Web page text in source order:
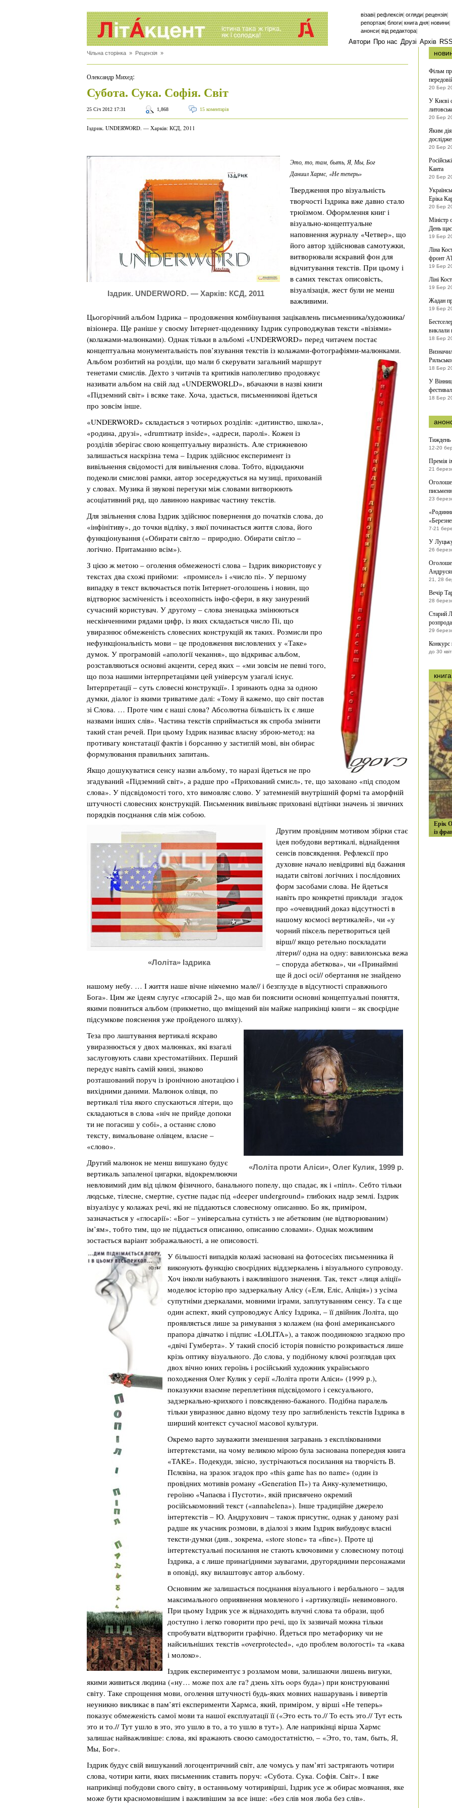
візаві| рефлексія| огляди| рецензія|
репортаж| блоги| книга дня| новини|
анонси| від редактора|
Автори Про нас Друзі Архів RSS
Чільна сторінка » Рецензія »
Олександр Михед:
Субота. Сука. Софія. Світ
25 Січ 2012 17:31 1,868 15 коментарів
Іздрик. UNDERWORD. — Харків: КСД, 2011
Іздрик. UNDERWORD. — Харків: КСД, 2011
Это, то, там, быть, Я, Мы, Бог
Даниил Хармс, «Не теперь»
Твердження про візуальність
творчості Іздрика вже давно стало
трюїзмом. Оформлення книг і
візуально-концептуальне
наповнення журналу «Четвер», що
його автор здійснював самотужки,
витворювали яскравий фон для
відчитування текстів. При цьому і
в самих текстах описовість,
візуалізація, жест були не менш
важливими.
Цьогорічний альбом Іздрика – продовження комбінування зацікавлень письменника/художника/
візіонера. Ще раніше у своєму Інтернет-щоденнику Іздрик супроводжував тексти «візіями»
(колажами-малюнками). Однак тільки в альбомі «UNDERWORD» перед читачем постає
концептуальна монументальність пов’язування текстів із колажами-фотографіями-малюнками.
Альбом розбитий на розділи, що мали б скерувати загальний маршрут
тенетами смислів. Дехто з читачів та критиків наполегливо продовжує
називати альбом на свій лад «UNDERWORLD», вбачаючи в назві книги
«Підземний світ» і всяке таке. Хоча, здається, письменникові йдеться
про зовсім інше.
«UNDERWORD» складається з чотирьох розділів: «дитинство, школа»,
«родина, друзі», «drumтиатр inside», «адреси, паролі». Кожен із
розділів зберігає свою концептуальну виразність. Але стрижневою
залишається наскрізна тема – Іздрик здійснює експеримент із
вивільнення свідомості для вивільнення слова. Тобто, відкидаючи
подеколи смислові рамки, автор зосереджується на музиці, прихованій
у словах. Музика й звукові перегуки між словами витворюють
асоціативний ряд, що лавиною накриває частину текстів.
Для звільнення слова Іздрик здійснює повернення до початків слова, до
«інфінітиву», до точки відліку, з якої починається життя слова, його
функціонування («Обирати світло – природно. Обирати світло –
логічно. Притаманно всім»).
З цією ж метою – оголення обмеженості слова – Іздрик використовує у
текстах два схожі прийоми: «промисел» і «число пі». У першому
випадку в текст включається потік Інтернет-оголошень і новин, що
відтворює засміченість і всеохопність інфо-сфери, в яку занурений
сучасний користувач. У другому – слова зненацька змінюються
нескінченними рядами цифр, із яких складається число Пі, що
увиразнює обмеженість словесних конструкцій як таких. Розмисли про
нефункціональність мови – це продовження висловлених у «Таке»
думок. У програмовій «апології чекання», що відкриває альбом,
розставляються основні акценти, серед яких – «ми зовсім не певні того,
що поза нашими інтерпретаціями цей універсум узагалі існує.
Інтерпретації – суть словесні конструкції». І зринають одна за одною
думки, діалог із якими триватиме далі: «Тому й кажемо, що світ постав
зі Слова. … Проте чим є наші слова? Абсолютна більшість їх є лише
назвами інших слів». Частина текстів сприймається як спроба змінити
такий стан речей. При цьому Іздрик називає власну зброю-метод: на
противагу констатації фактів і борсанню у застиглій мові, він обирає
формулювання правильних запитань.
Якщо дошукуватися сенсу назви альбому, то наразі йдеться не про
згадуваний «Підземний світ», а радше про «Прихований смисл», те, що заховано «під сподом
слова». У підсвідомості того, хто вимовляє слово. У затемненій внутрішній формі та аморфній
штучності словесних конструкцій. Письменник вивільняє приховані відтінки значень зі звичних
порядків поєднання слів між собою.
«Лоліта» Іздрика
Другим провідним мотивом збірки стає
ідея побудови вертикалі, віднайдення
сенсів повсякдення. Рефлексії про
духовне начало невідривні від бажання
надати світові логічних і послідовних
форм засобами слова. Не йдеться
навіть про конкретні приклади згадок
про «очевидний доказ відсутності в
нашому космосі вертикалей», чи «у
чорний піксель перетвориться цей
вірш// якщо ретельно поскладати
літери// одна на одну: вавилонська вежа
– споруда абеткова», чи «Принаймні
ще й досі осі// обертання не знайдено
нашому небу. … І життя наше вічне нікчемно мале// і безглузде в відсутності справжнього
Бога». Цим же ідеям слугує «глосарій 2», що мав би пояснити основні концептуальні поняття,
якими повниться альбом (прикметно, що вміщений він майже наприкінці книги – як своєрідне
підсумкове пояснення уже пройденого шляху).
«Лоліта проти Аліси», Олег Кулик, 1999 р.
Теза про лаштування вертикалі яскраво
увиразнюється у двох малюнках, які взагалі
заслуговують слави хрестоматійних. Перший
передує навіть самій книзі, знаково
розташований поруч із іронічною анотацією і
вихідними даними. Малюнок олівця, по
вертикалі тіла якого спускаються літери, що
складаються в слова «ніч не прийде допоки
ти не погасиш у собі», а останнє слово
тексту, вимальоване олівцем, власне –
«слово».
Другий малюнок не менш вишукано будує
вертикаль запаленої цигарки, відокремлюючи
невловимий дим від цілком фізичного, банального попелу, що спадає, як і «піпл». Себто тільки
людське, тілесне, смертне, суєтне падає під «deeper underground» глибоких надр землі. Іздрик
візуалізує у колажах речі, які не піддаються словесному описанню. Бо як, приміром,
зазначається у «глосарії»: «Бог – універсальна сутність з не абетковим (не відтворюваним)
ім’ям», тобто тим, що не піддається описанню, описанню словами». Однак можливим
зостається варіант зображальності, а не описовості.
У більшості випадків колажі засновані на фотосесіях письменника й
виконують функцію своєрідних віддзеркалень і візуального супроводу.
Хоч інколи набувають і важливішого значення. Так, текст «лиця аліції»
моделює історію про задзеркальну Алісу («Еля, Еліс, Аліція») з усіма
супутніми дзеркалами, мовними іграми, заплутуванням сенсу. Та є ще
один аспект, який супроводжує Алісу Іздрика, – її двійник Лоліта, що
проявляється лише за римування з колажем (на фоні американського
прапора дівчатко і підпис «LOLITA»), а також поодинокою згадкою про
«двічі Гумберта». У такий спосіб історія повністю розкривається лише
крізь оптику візуального. До слова, у подібному ключі розглядав цих
двох вічно юних героїнь і російський художник українського
походження Олег Кулик у серії «Лоліта проти Аліси» (1999 р.),
показуючи взаємне переплетіння підсвідомого і сексуального,
задзеркально-крихкого і повсякденно-бажаного. Подібна паралель
тільки увиразнює давно відому тезу про заглибленість текстів Іздрика в
ширший контекст сучасної масової культури.
Окремо варто зауважити зменшення загравань з експлікованими
інтертекстами, на чому великою мірою була заснована попередня книга
«ТАКЕ». Подекуди, звісно, зустрічаються посилання на творчість В.
Пєлєвіна, на зразок згадок про «this game has no name» (один із
провідних мотивів роману «Generation П») та Анку-кулеметницю,
героїню «Чапаєва і Пустоти», якій присвячено окремий
російськомовний текст («annahelena»). Інше традиційне джерело
інтертекстів – Ю. Андрухович – також присутнє, однак у даному разі
радше як учасник розмови, в діалозі з яким Іздрик вибудовує власні
тексти-думки (див., зокрема, «store stone» та «fine»). Проте ці
інтертекстуальні посилання не стають ключовими у словесному потоці
Іздрика, а є лише принагідними заувагами, другорядними персонажами
в оповіді, яку вилаштовує автор альбому.
Основним же залишається поєднання візуального і вербального – задля
максимального оприявнення мовленого і «артикуляції» невимовного.
При цьому Іздрик усе ж віднаходить влучні слова та образи, щоб
доступно і легко говорити про речі, що їх зазвичай можна тільки
спробувати відтворити графічно. Йдеться про метафорику чи не
найсильніших текстів «overprotected», «до проблем вологості» та «кава
і молоко».
Іздрик експериментує з розламом мови, залишаючи лишень вигуки,
якими живиться людина («ну… може пох але га? дзень хіть oops буда») при конструюванні
світу. Таке спрощення мови, оголення штучності будь-яких мовних нашарувань і вивертів
неуникно викликає в пам’яті експерименти Хармса, який, приміром, у вірші «Не теперь»
показує обмеженість самої мови та нашої експлуатації її («Это есть то.// То есть это.// Тут есть
это и то.// Тут ушло в это, это ушло в то, а то ушло в тут»). Але наприкінці вірша Хармс
залишає найважливіше: слова, які вражають своєю самодостатністю, – «Это, то, там, быть, Я,
Мы, Бог».
Іздрик будує свій вишуканий логоцентричний світ, але чомусь у пам’яті застрягають чотири
слова, чотири кити, яких письменник ставить поруч: «Субота. Сука. Софія. Світ». І вже
наприкінці побудови свого світу, в останньому чотиривірші, Іздрик усе ж обирає мовчання, яке
може бути красномовнішим і важливішим за все інше: «без слів моя люба без слів».
Фільм
20 Бер
У Києві
20 Бер
Яким
20 Бер
Канта
20 Бер
Еріка
20 Бер
Міністр
День
19 Бер
Ліна
фронт
19 Бер
Ліні
19 Бер
Жадан
19 Бер
виклали
18 Бер
18 Бер
У
18 Бер
Тиждень
12-20
Премія
21
23
7-21
У
26
21, 28
Вечір
28
Старий
29
до 30
Ерік
із